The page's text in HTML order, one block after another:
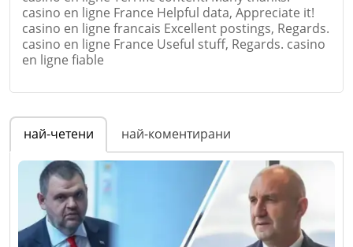
casino en ligne France Helpful data, Appreciate it!
casino en ligne francais Excellent postings, Regards.
casino en ligne France Useful stuff, Regards. casino
en ligne fiable
Име*
Email
най-четени най-коментирани